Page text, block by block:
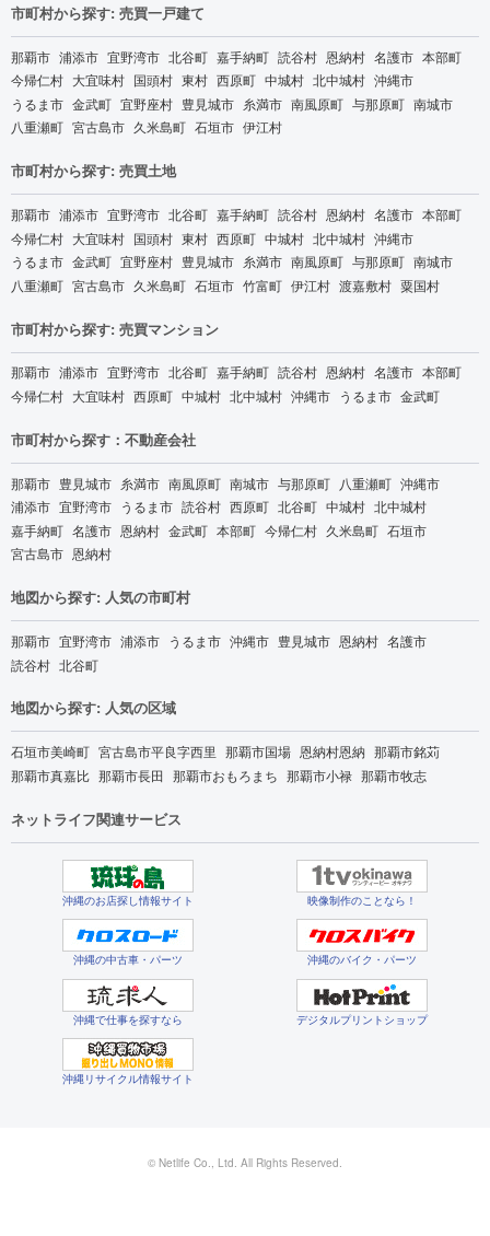
市町村から探す: 売買一戸建て
那覇市 浦添市 宜野湾市 北谷町 嘉手納町 読谷村 恩納村 名護市 本部町
今帰仁村 大宜味村 国頭村 東村 西原町 中城村 北中城村 沖縄市
うるま市 金武町 宜野座村 豊見城市 糸満市 南風原町 与那原町 南城市
八重瀬町 宮古島市 久米島町 石垣市 伊江村
市町村から探す: 売買土地
那覇市 浦添市 宜野湾市 北谷町 嘉手納町 読谷村 恩納村 名護市 本部町
今帰仁村 大宜味村 国頭村 東村 西原町 中城村 北中城村 沖縄市
うるま市 金武町 宜野座村 豊見城市 糸満市 南風原町 与那原町 南城市
八重瀬町 宮古島市 久米島町 石垣市 竹富町 伊江村 渡嘉敷村 粟国村
市町村から探す: 売買マンション
那覇市 浦添市 宜野湾市 北谷町 嘉手納町 読谷村 恩納村 名護市 本部町
今帰仁村 大宜味村 西原町 中城村 北中城村 沖縄市 うるま市 金武町
市町村から探す：不動産会社
那覇市 豊見城市 糸満市 南風原町 南城市 与那原町 八重瀬町 沖縄市
浦添市 宜野湾市 うるま市 読谷村 西原町 北谷町 中城村 北中城村
嘉手納町 名護市 恩納村 金武町 本部町 今帰仁村 久米島町 石垣市
宮古島市 恩納村
地図から探す: 人気の市町村
那覇市 宜野湾市 浦添市 うるま市 沖縄市 豊見城市 恩納村 名護市
読谷村 北谷町
地図から探す: 人気の区域
石垣市美崎町 宮古島市平良字西里 那覇市国場 恩納村恩納 那覇市銘苅
那覇市真嘉比 那覇市長田 那覇市おもろまち 那覇市小禄 那覇市牧志
ネットライフ関連サービス
沖縄のお店探し情報サイト 映像制作のことなら！
沖縄の中古車・パーツ 沖縄のバイク・パーツ
沖縄で仕事を探すなら デジタルプリントショップ
沖縄リサイクル情報サイト
© Netlife Co., Ltd. All Rights Reserved.